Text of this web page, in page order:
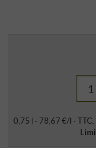
0,75 l · 78,67 €/l · TTC